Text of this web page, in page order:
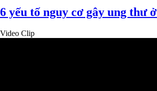
6 yếu tố nguy cơ gây ung thư
Video Clip